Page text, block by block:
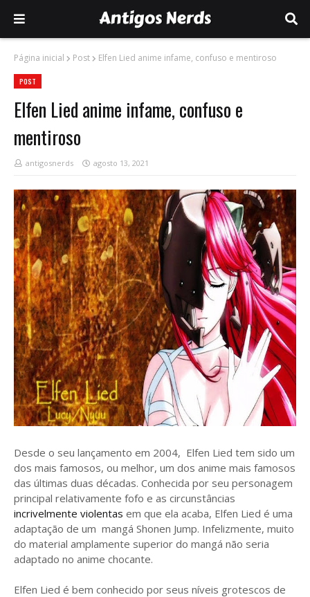
Página inicial Post Elfen Lied anime infame, confuso e mentiroso
POST
Elfen Lied anime infame, confuso e
mentiroso
antigosnerds agosto 13, 2021
Desde o seu lançamento em 2004, Elfen Lied tem sido um
dos mais famosos, ou melhor, um dos anime mais famosos
das últimas duas décadas. Conhecida por seu personagem
principal relativamente fofo e as circunstâncias
incrivelmente violentas em que ela acaba, Elfen Lied é uma
adaptação de um mangá Shonen Jump. Infelizmente, muito
do material amplamente superior do mangá não seria
adaptado no anime chocante.
Elfen Lied é bem conhecido por seus níveis grotescos de